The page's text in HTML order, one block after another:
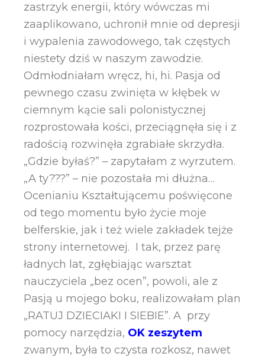
zastrzyk energii, który wówczas mi
zaaplikowano, uchronił mnie od depresji
i wypalenia zawodowego, tak częstych
niestety dziś w naszym zawodzie.
Odmłodniałam wręcz, hi, hi. Pasja od
pewnego czasu zwinięta w kłębek w
ciemnym kącie sali polonistycznej
rozprostowała kości, przeciągnęła się i z
radością rozwinęła zgrabiałe skrzydła.
„Gdzie byłaś?” – zapytałam z wyrzutem.
„A ty???” – nie pozostała mi dłużna…
Ocenianiu Kształtującemu poświęcone
od tego momentu było życie moje
belferskie, jak i też wiele zakładek tejże
strony internetowej. I tak, przez parę
ładnych lat, zgłębiając warsztat
nauczyciela „bez ocen”, powoli, ale z
Pasją u mojego boku, realizowałam plan
„RATUJ DZIECIAKI I SIEBIE”. A przy
pomocy narzędzia, OK zeszytem
zwanym, była to czysta rozkosz, nawet